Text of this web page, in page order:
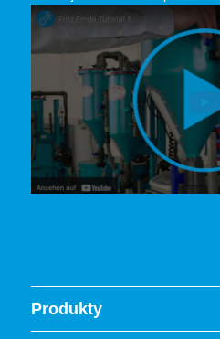
Produkty